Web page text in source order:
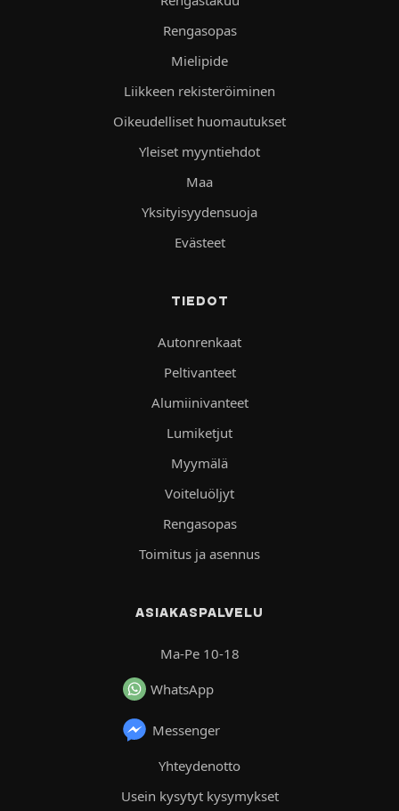
Rengasopas
Mielipide
Liikkeen rekisteröiminen
Oikeudelliset huomautukset
Yleiset myyntiehdot
Maa
Yksityisyydensuoja
Evästeet
TIEDOT
Autonrenkaat
Peltivanteet
Alumiinivanteet
Lumiketjut
Myymälä
Voiteluöljyt
Rengasopas
Toimitus ja asennus
ASIAKASPALVELU
Ma-Pe 10-18
WhatsApp
Messenger
Yhteydenotto
Usein kysytyt kysymykset